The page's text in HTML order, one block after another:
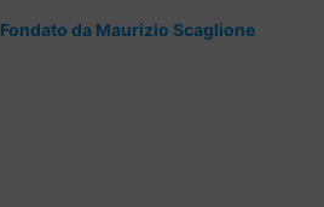
Fondato da Maurizio Scaglione